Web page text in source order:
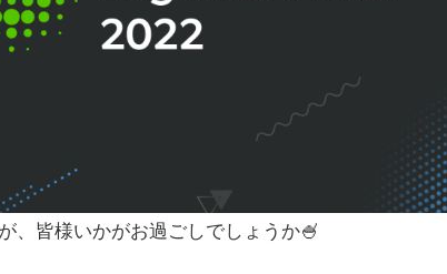
、皆様いかがお過ごしでしょうか🍧